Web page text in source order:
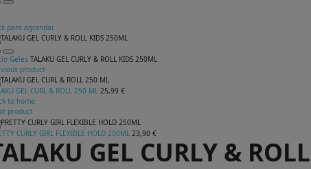
para agrandar
Geles TALAKU GEL CURLY & ROLL KIDS 250ML
product
GEL CURL & ROLL 250 ML 25,99 €
to home
product
CURLY GIRL FLEXIBLE HOLD 250ML 23,90 €
GEL CURLY &